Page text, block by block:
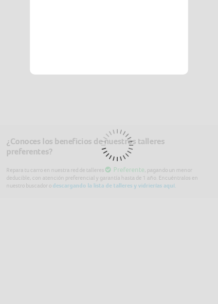
¿Conoces los beneficios de nuestros talleres
preferentes?
Repara tu carro en nuestra red de talleres Preferente, pagando un menor
deducible, con atención preferencial y garantía hasta de 1 año. Encuéntralos en
nuestro buscador o descargando la lista de talleres y vidrierías aquí.